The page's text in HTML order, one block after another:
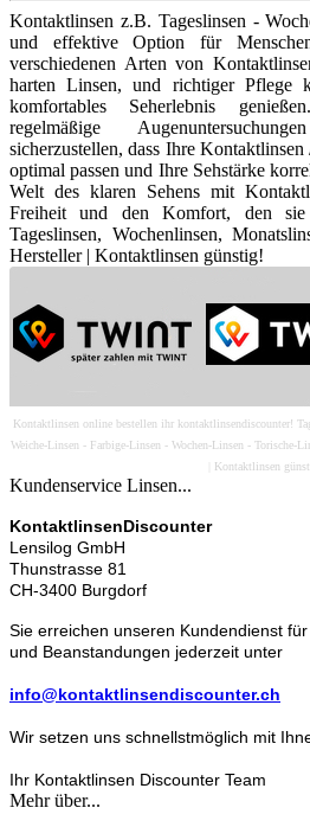
Kontaktlinsen z.B. Tageslinsen -
und effektive Option für
verschiedenen Arten von
harten Linsen, und richtiger Pflege
komfortables Seherlebnis
regelmäßige
sicherzustellen, dass Ihre
optimal passen und Ihre Sehstärke
Welt des klaren Sehens mit
Freiheit und den Komfort, den sie
Tageslinsen, Wochenlinsen,
Hersteller | Kontaktlinsen günstig!
Kontaktlinsen online bestellen ihr kontaktlinsendiscounter!
Weiche-Linsen - Farbige-Linsen - Wochen-Linsen - Torische-
| Kontaktlinsen
Kundenservice Linsen...
KontaktlinsenDiscounter
Lensilog GmbH
Thunstrasse 81
CH-3400 Burgdorf
Sie erreichen unseren Kundendienst
und Beanstandungen jederzeit unter
info@kontaktlinsendiscounter.ch
Wir setzen uns schnellstmöglich mit
Ihr Kontaktlinsen Discounter Team
Mehr über...